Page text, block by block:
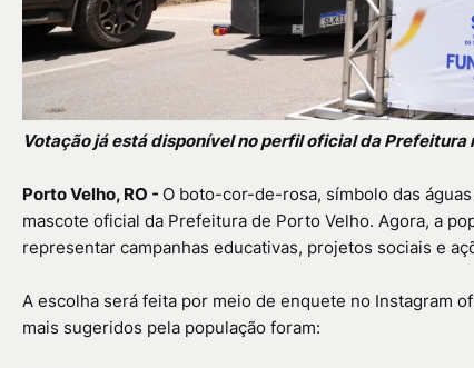
Votação já está disponível no perfil oficial da Prefeitura
Porto Velho, RO - O boto-cor-de-rosa, símbolo das
mascote oficial da Prefeitura de Porto Velho. Agora, a
representar campanhas educativas, projetos sociais e
A escolha será feita por meio de enquete no Instagram
mais sugeridos pela população foram: